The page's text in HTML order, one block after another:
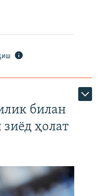
билан
ҳолат